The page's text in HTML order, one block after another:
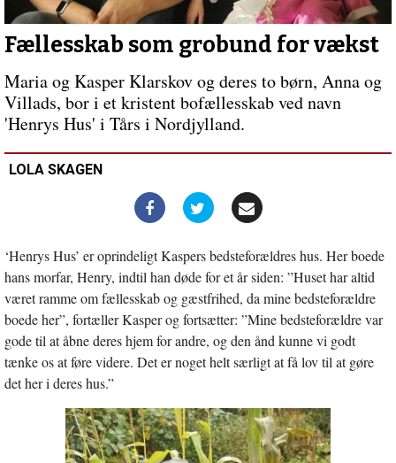
gangForrige
indlæg:
Integration
er
for
os
alle
Fællesskab som grobund for vækst
Maria og Kasper Klarskov og deres to børn, Anna og
Villads, bor i et kristent bofællesskab ved navn
'Henrys Hus' i Tårs i Nordjylland.
LOLA SKAGEN
‘Henrys Hus’ er oprindeligt Kaspers bedsteforældres hus. Her boede
hans morfar, Henry, indtil han døde for et år siden: ”Huset har altid
været ramme om fællesskab og gæstfrihed, da mine bedsteforældre
boede her”, fortæller Kasper og fortsætter: ”Mine bedsteforældre var
gode til at åbne deres hjem for andre, og den ånd kunne vi godt
tænke os at føre videre. Det er noget helt særligt at få lov til at gøre
det her i deres hus.”